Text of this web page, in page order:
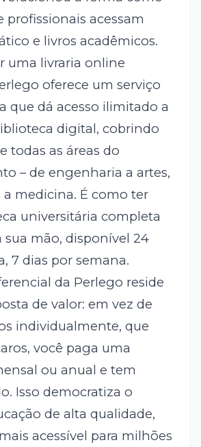
profissionais acessam
e livros acadêmicos.
uma livraria online
oferece um serviço
que dá acesso ilimitado a
digital, cobrindo
todas as áreas do
– de engenharia a artes,
medicina. É como ter
universitária completa
sua mão, disponível 24
7 dias por semana.
da Perlego reside
de valor: em vez de
individualmente, que
você paga uma
ou anual e tem
Isso democratiza o
de alta qualidade,
acessível para milhões